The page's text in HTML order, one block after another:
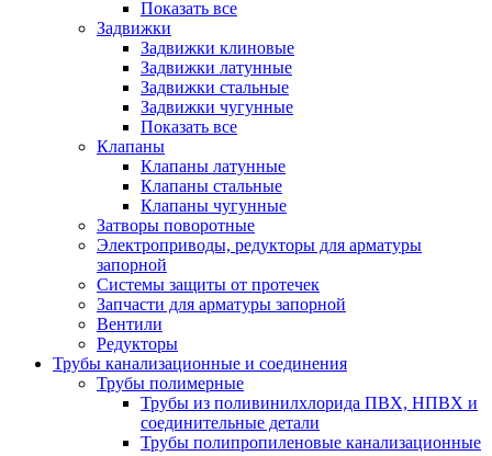
Показать все
Задвижки
Задвижки клиновые
Задвижки латунные
Задвижки стальные
Задвижки чугунные
Показать все
Клапаны
Клапаны латунные
Клапаны стальные
Клапаны чугунные
Затворы поворотные
Электроприводы, редукторы для арматуры
запорной
Системы защиты от протечек
Запчасти для арматуры запорной
Вентили
Редукторы
Трубы канализационные и соединения
Трубы полимерные
Трубы из поливинилхлорида ПВХ, НПВХ и
соединительные детали
Трубы полипропиленовые канализационные